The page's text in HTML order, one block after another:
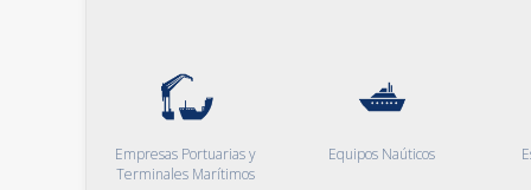
Empresas Portuarias y
Terminales Marítimos
Equipos Naúticos